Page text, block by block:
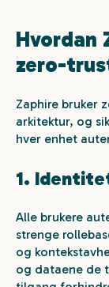
Hvordan
zero-
Zaphire bruker
arkitektur, og
hver enhet
1.
Alle brukere
strenge
og
og dataene de